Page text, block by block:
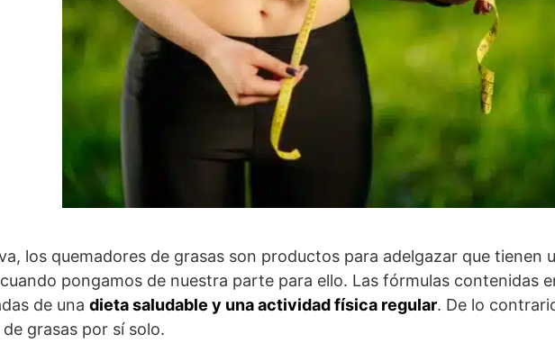
los quemadores de grasas son productos para adelgazar que tienen
pongamos de nuestra parte para ello. Las fórmulas contenidas
de una dieta saludable y una actividad física regular. De lo
grasas por sí solo.